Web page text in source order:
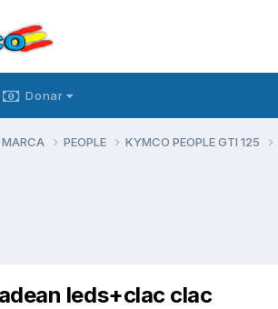
Donar
MARCA PEOPLE KYMCO PEOPLE GTI 125
leds+clac clac